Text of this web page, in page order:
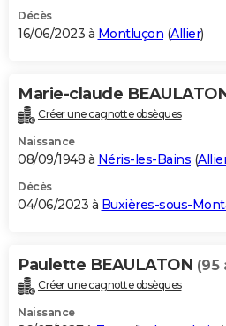
Décès
16/06/2023 à Montluçon (Allier)
Marie-claude
Créer une cagnotte obsèques
Naissance
08/09/1948 à Néris-les-Bains (
Décès
04/06/2023 à Buxières-sous-
Paulette BEAULATON (95
Créer une cagnotte obsèques
Naissance